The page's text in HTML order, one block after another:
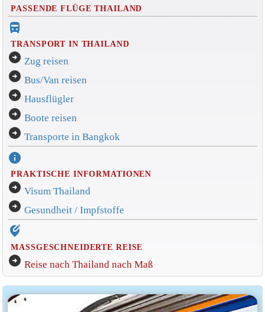
PASSENDE FLÜGE THAILAND
directions_bus_filled
TRANSPORT IN THAILAND
arrow_circle_right Zug reisen
arrow_circle_right Bus/Van reisen
arrow_circle_right Hausflügler
arrow_circle_right Boote reisen
arrow_circle_right Transporte in Bangkok
info
PRAKTISCHE INFORMATIONEN
arrow_circle_right Visum Thailand
arrow_circle_right Gesundheit / Impfstoffe
edit_location_alt
MASSGESCHNEIDERTE REISE
arrow_circle_right Reise nach Thailand nach Maß